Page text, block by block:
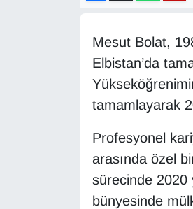
Mesut Bolat,
Elbistan’da
tamamlayarak
Profesyonel
arasında özel
sürecinde 2020
bünyesinde
EKONOMİ